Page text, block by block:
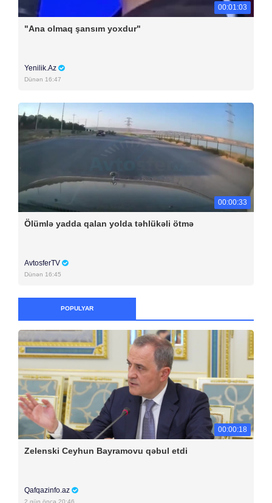
00:01:03
"Ana olmaq şansım yoxdur"
Yenilik.Az
Dünən 16:47
00:00:33
Ölümlə yadda qalan yolda təhlükəli ötmə
AvtosferTV
Dünən 16:45
POPULYAR
00:00:18
Zelenski Ceyhun Bayramovu qəbul etdi
Qafqazinfo.az
2 gün öncə 20:46